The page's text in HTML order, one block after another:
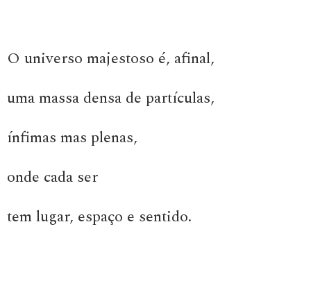
O universo majestoso é, afinal,
uma massa densa de partículas,
ínfimas mas plenas,
onde cada ser
tem lugar, espaço e sentido.